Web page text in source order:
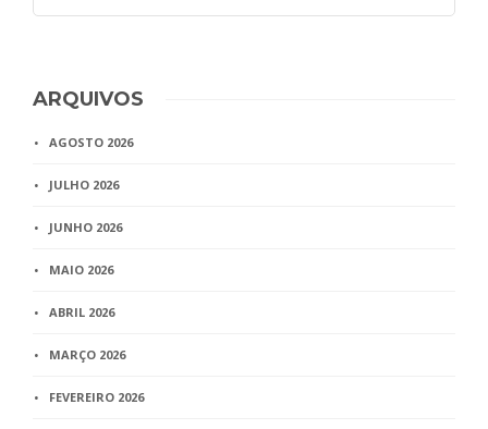
ARQUIVOS
AGOSTO 2026
JULHO 2026
JUNHO 2026
MAIO 2026
ABRIL 2026
MARÇO 2026
FEVEREIRO 2026